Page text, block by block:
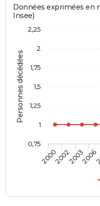
Personnes décédées
Données exprimées en
Insee)
2000200220032006
0,75
1
1,25
1,5
1,75
2
2,25